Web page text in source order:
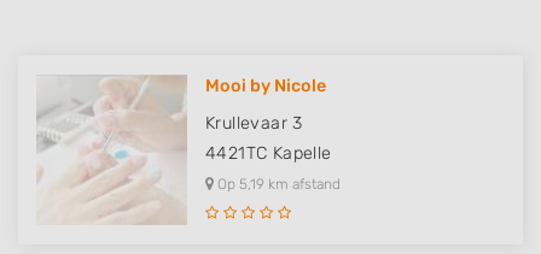
Mooi by Nicole
Krullevaar 3
4421TC Kapelle
Op 5,19 km afstand